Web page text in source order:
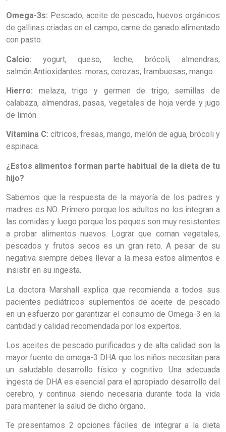
Omega-3s: Pescado, aceite de pescado, huevos orgánicos
de gallinas criadas en el campo, carne de ganado alimentado
con pasto.
Calcio: yogurt, queso, leche, brócoli, almendras,
salmón.Antioxidantes: moras, cerezas, frambuesas, mango.
Hierro: melaza, trigo y germen de trigo, semillas de
calabaza, almendras, pasas, vegetales de hoja verde y jugo
de limón.
Vitamina C: cítricos, fresas, mango, melón de agua, brócoli y
espinaca.
¿Estos alimentos forman parte habitual de la dieta de tu
hijo?
Sabemos que la respuesta de la mayoría de los padres y
madres es NO. Primero porque los adultos no los integran a
las comidas y luego porque los peques son muy resistentes
a probar alimentos nuevos. Lograr que coman vegetales,
pescados y frutos secos es un gran reto. A pesar de su
negativa siempre debes llevar a la mesa estos alimentos e
insistir en su ingesta.
La doctora Marshall explica que recomienda a todos sus
pacientes pediátricos suplementos de aceite de pescado
en un esfuerzo por garantizar el consumo de Omega-3 en la
cantidad y calidad recomendada por los expertos.
Los aceites de pescado purificados y de alta calidad son la
mayor fuente de omega-3 DHA que los niños necesitan para
un saludable desarrollo físico y cognitivo. Una adecuada
ingesta de DHA es esencial para el apropiado desarrollo del
cerebro, y continua siendo necesaria durante toda la vida
para mantener la salud de dicho órgano.
Te presentamos 2 opciones fáciles de integrar a la dieta